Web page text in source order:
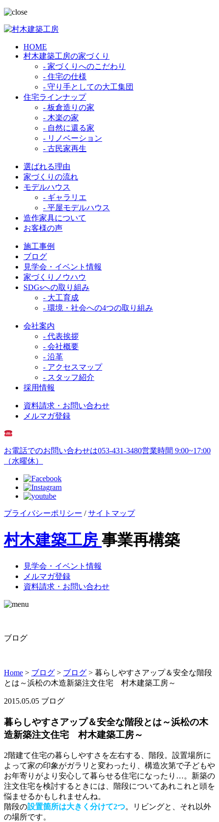
HOME
村木建築工房の家づくり
- 家づくりへのこだわり
- 住宅の仕様
- 守り手としての大工集団
住宅ラインナップ
- 板倉造りの家
- 木楽の家
- 自然に還る家
- リノベーション
- 古民家再生
選ばれる理由
家づくりの流れ
モデルハウス
- ギャラリエ
- 平屋モデルハウス
造作家具について
お客様の声
施工事例
ブログ
見学会・イベント情報
家づくりノウハウ
SDGsへの取り組み
- 大工育成
- 環境・社会への4つの取り組み
会社案内
- 代表挨拶
- 会社概要
- 沿革
- アクセスマップ
- スタッフ紹介
採用情報
資料請求・お問い合わせ
メルマガ登録
お電話でのお問い合わせは053-431-3480営業時間 9:00~17:00
（水曜休）
プライバシーポリシー /サイトマップ
村木建築工房 事業再構築
見学会・イベント情報
メルマガ登録
資料請求・お問い合わせ
ブログ
Home > ブログ > ブログ > 暮らしやすさアップ＆安全な階段
とは～浜松の木造新築注文住宅 村木建築工房～
2015.05.05 ブログ
暮らしやすさアップ＆安全な階段とは～浜松の木
造新築注文住宅 村木建築工房～
2階建て住宅の暮らしやすさを左右する、階段。設置場所に
よって家の印象がガラリと変わったり、構造次第で子どもや
お年寄りがより安心して暮らせる住宅になったり…。新築の
注文住宅を検討するときには、階段についてあれこれと頭を
悩ませるかもしれませんね。
階段の設置箇所は大きく分けて2つ。リビングと、それ以外
の場所です。